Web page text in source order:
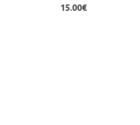
0out of 5
15.00€